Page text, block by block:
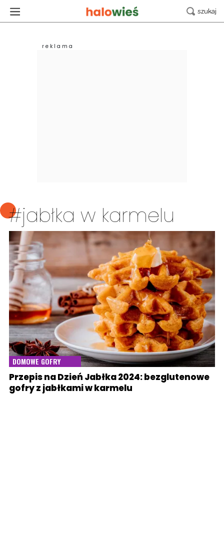
#jabłka w karmelu
DOMOWE GOFRY
Przepis na Dzień Jabłka 2024: bezglutenowe
gofry z jabłkami w karmelu